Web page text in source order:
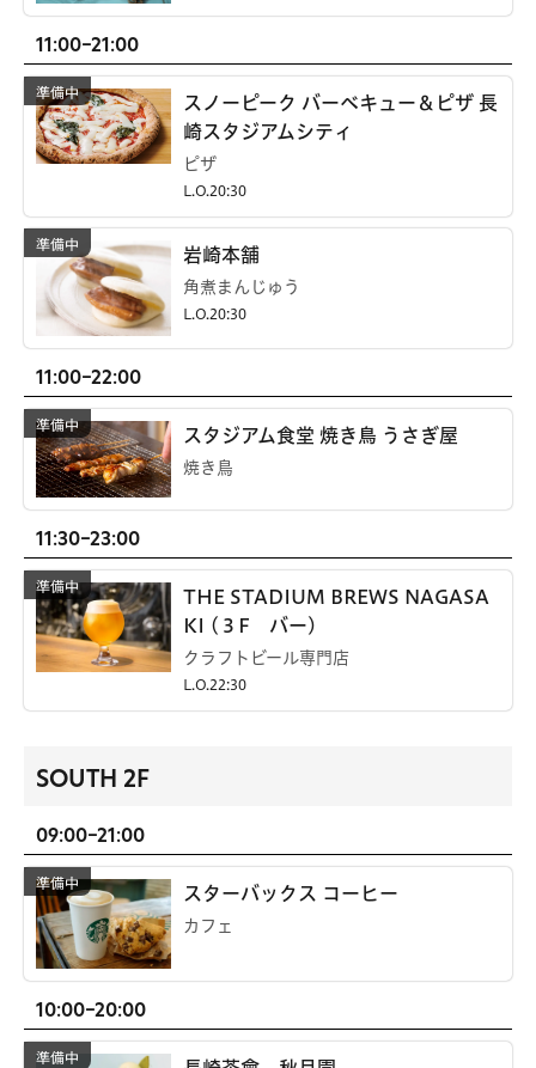
11:00-21:00
スノーピーク バーベキュー＆ピザ 長
崎スタジアムシティ
ピザ
L.O.20:30
岩崎本舗
角煮まんじゅう
L.O.20:30
11:00-22:00
スタジアム食堂 焼き鳥 うさぎ屋
焼き鳥
11:30-23:00
THE STADIUM BREWS NAGASA
KI (３F バー)
クラフトビール専門店
L.O.22:30
SOUTH 2F
09:00-21:00
スターバックス コーヒー
カフェ
10:00-20:00